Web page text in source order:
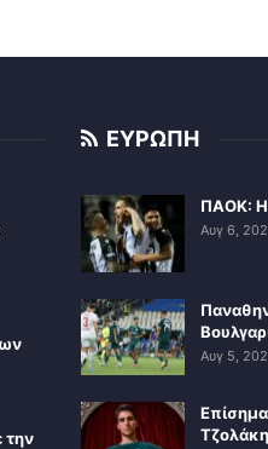
την
ΕΥΡΩΠΗ
ΠΑΟΚ: Η
Αυγ 6,
Αυγ 5,